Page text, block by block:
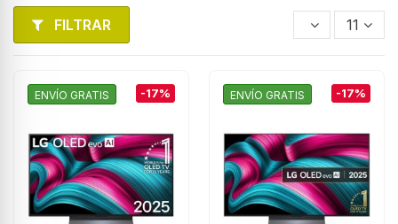
FILTRAR 11
ENVÍO GRATIS -17% ENVÍO GRATIS -17%